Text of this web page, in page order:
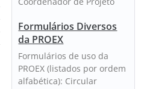
Formulários Diversos
da PROEX
Formulários de uso da
PROEX (listados por ordem
alfabética): Circular